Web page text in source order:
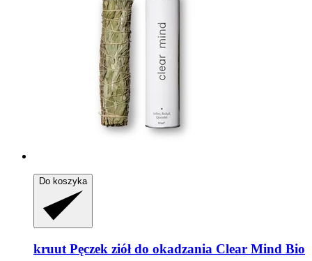
Do koszyka
kruut Pęczek ziół do okadzania Clear Mind Bio